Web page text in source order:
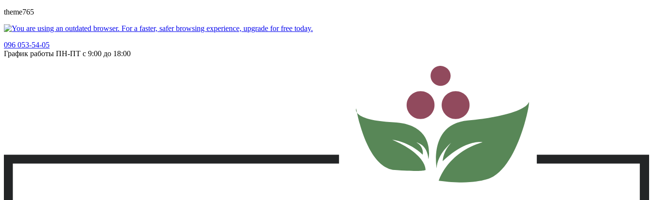
theme765
096 053-54-05
График работы ПН-ПТ с 9:00 до 18:00